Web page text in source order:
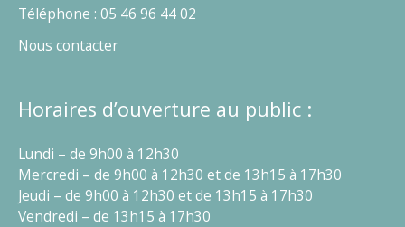
Téléphone : 05 46 96 44 02
Nous contacter
Horaires d’ouverture au public :
Lundi – de 9h00 à 12h30
Mercredi – de 9h00 à 12h30 et de 13h15 à 17h30
Jeudi – de 9h00 à 12h30 et de 13h15 à 17h30
Vendredi – de 13h15 à 17h30